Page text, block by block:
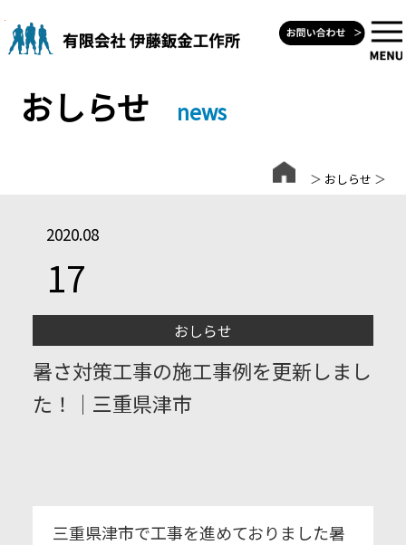
to
content
おしらせ news
＞ おしらせ ＞
2020.08
17
おしらせ
暑さ対策工事の施工事例を更新しまし
た！｜三重県津市
三重県津市で工事を進めておりました暑